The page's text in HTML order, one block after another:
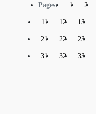
Pages: 1 2
11 12 13
21 22 23
31 32 33